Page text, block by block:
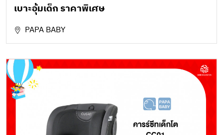
เบาะอุ้มเด็ก ราคาพิเศษ
PAPA BABY